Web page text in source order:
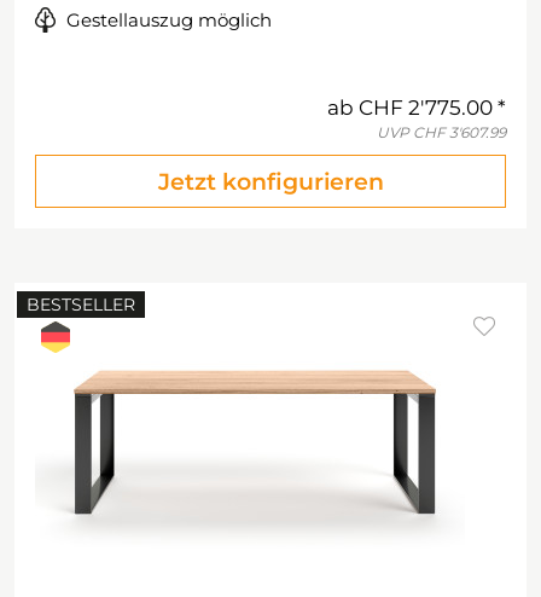
Gestellauszug möglich
ab CHF 2'775.00
UVP CHF 3'607.99
Jetzt konfigurieren
BESTSELLER